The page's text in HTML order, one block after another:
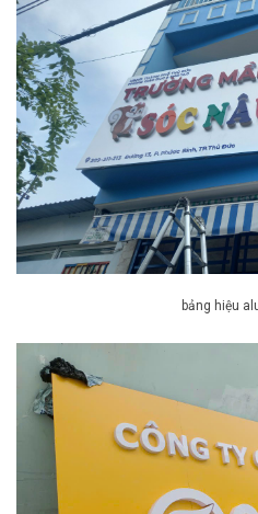
bảng hiệu